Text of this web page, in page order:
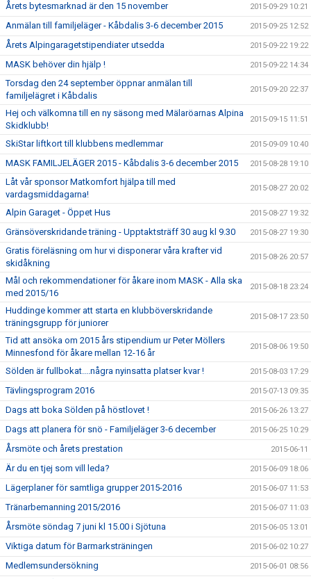
Årets bytesmarknad är den 15 november 2015-09-29 10:21
Anmälan till familjeläger - Kåbdalis 3-6 december 2015 2015-09-25 12:52
Årets Alpingaragetstipendiater utsedda 2015-09-22 19:22
MASK behöver din hjälp ! 2015-09-22 14:34
Torsdag den 24 september öppnar anmälan till
familjelägret i Kåbdalis
2015-09-20 22:37
Hej och välkomna till en ny säsong med Mälaröarnas Alpina
Skidklubb!
2015-09-15 11:51
SkiStar liftkort till klubbens medlemmar 2015-09-09 10:40
MASK FAMILJELÄGER 2015 - Kåbdalis 3-6 december 2015 2015-08-28 19:10
Låt vår sponsor Matkomfort hjälpa till med
vardagsmiddagarna!
2015-08-27 20:02
Alpin Garaget - Öppet Hus 2015-08-27 19:32
Gränsöverskridande träning - Upptaktsträff 30 aug kl 9.30 2015-08-27 19:30
Gratis föreläsning om hur vi disponerar våra krafter vid
skidåkning
2015-08-26 20:57
Mål och rekommendationer för åkare inom MASK - Alla ska
med 2015/16
2015-08-18 23:24
Huddinge kommer att starta en klubböverskridande
träningsgrupp för juniorer
2015-08-17 23:50
Tid att ansöka om 2015 års stipendium ur Peter Möllers
Minnesfond för åkare mellan 12-16 år
2015-08-06 19:50
Sölden är fullbokat....några nyinsatta platser kvar ! 2015-08-03 17:29
Tävlingsprogram 2016 2015-07-13 09:35
Dags att boka Sölden på höstlovet ! 2015-06-26 13:27
Dags att planera för snö - Familjeläger 3-6 december 2015-06-25 10:29
Årsmöte och årets prestation 2015-06-11
Är du en tjej som vill leda? 2015-06-09 18:06
Lägerplaner för samtliga grupper 2015-2016 2015-06-07 11:53
Tränarbemanning 2015/2016 2015-06-07 11:03
Årsmöte söndag 7 juni kl 15.00 i Sjötuna 2015-06-05 13:01
Viktiga datum för Barmarksträningen 2015-06-02 10:27
Medlemsundersökning 2015-06-01 08:56